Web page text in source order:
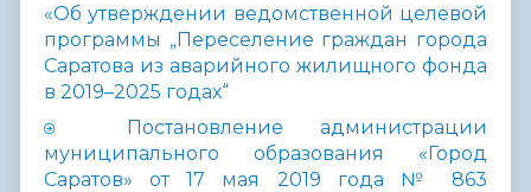
«Об утверждении ведомственной целевой
программы „Переселение граждан города
Саратова из аварийного жилищного фонда
в 2019–2025 годах“
Постановление администрации
муниципального образования «Город
Саратов» от 17 мая 2019 года № 863